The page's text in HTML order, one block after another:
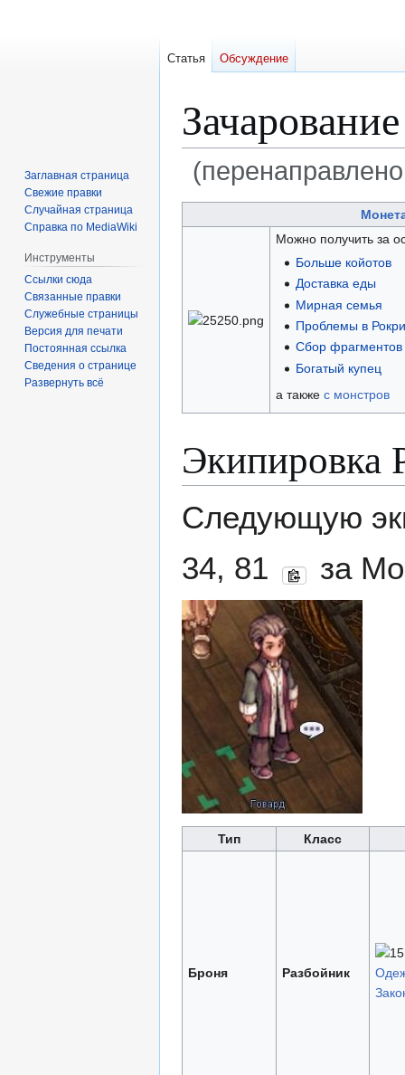
кк
Можно получить за
Больше койотов
Доставка еды
Мирная семья
Проблемы в
Сбор
Богатый купец
а также с монстров
Экипировка
Следующую
34, 81
за
Тип Класс
Броня Разбойник
Статья Обсуждение
Заглавная страница
Свежие правки
Случайная страница
Справка по MediaWiki
Инструменты
Ссылки сюда
Связанные правки
Служебные страницы
Версия для печати
Постоянная ссылка
Сведения о странице
Развернуть всё